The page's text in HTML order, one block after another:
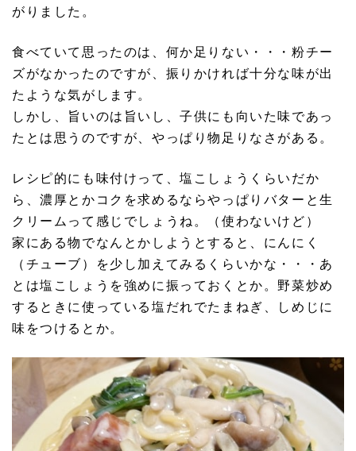
がりました。
食べていて思ったのは、何か足りない・・・粉チー
ズがなかったのですが、振りかければ十分な味が出
たような気がします。
しかし、旨いのは旨いし、子供にも向いた味であっ
たとは思うのですが、やっぱり物足りなさがある。
レシピ的にも味付けって、塩こしょうくらいだか
ら、濃厚とかコクを求めるならやっぱりバターと生
クリームって感じでしょうね。（使わないけど）
家にある物でなんとかしようとすると、にんにく
（チューブ）を少し加えてみるくらいかな・・・あ
とは塩こしょうを強めに振っておくとか。野菜炒め
するときに使っている塩だれでたまねぎ、しめじに
味をつけるとか。